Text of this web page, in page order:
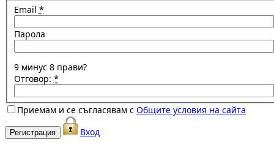
Email *
Парола
9 минус 8 прави?
Отговор: *
Приемам и се съгласявам с Общите условия на сайта
Вход